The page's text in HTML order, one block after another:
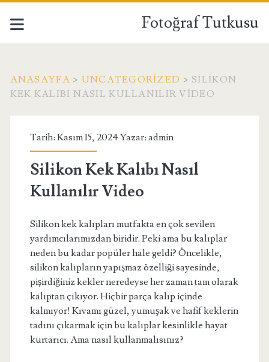
Fotoğraf Tutkusu
ANASAYFA > UNCATEGORIZED >SILIKON
KEK KALIBI NASIL KULLANILIR VIDEO
Tarih: Kasım 15, 2024 Yazar: admin
Silikon Kek Kalıbı Nasıl
Kullanılır Video
Silikon kek kalıpları mutfakta en çok sevilen
yardımcılarımızdan biridir. Peki ama bu kalıplar
neden bu kadar popüler hale geldi? Öncelikle,
silikon kalıpların yapışmaz özelliği sayesinde,
pişirdiğiniz kekler neredeyse her zaman tam olarak
kalıptan çıkıyor. Hiçbir parça kalıp içinde
kalmıyor! Kıvamı güzel, yumuşak ve hafif keklerin
tadını çıkarmak için bu kalıplar kesinlikle hayat
kurtarıcı. Ama nasıl kullanmalısınız?